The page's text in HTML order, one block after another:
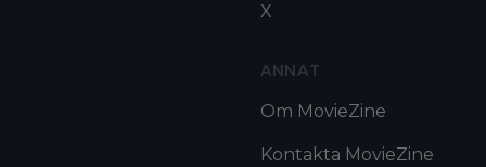
X
ANNAT
Om MovieZine
Kontakta MovieZine